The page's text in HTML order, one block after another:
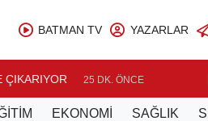
BATMAN TV YAZARLAR
ÇIKARIYOR 25 DK. ÖNCE
EKONOMİ SAĞLIK